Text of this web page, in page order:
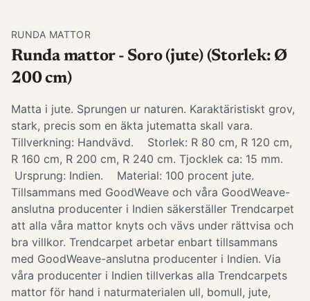
RUNDA MATTOR
Runda mattor - Soro (jute) (Storlek: Ø
200 cm)
Matta i jute. Sprungen ur naturen. Karaktäristiskt grov,
stark, precis som en äkta jutematta skall vara.
Tillverkning: Handvävd. Storlek: R 80 cm, R 120 cm,
R 160 cm, R 200 cm, R 240 cm. Tjocklek ca: 15 mm.
Ursprung: Indien. Material: 100 procent jute.
Tillsammans med GoodWeave och våra GoodWeave-
anslutna producenter i Indien säkerställer Trendcarpet
att alla våra mattor knyts och vävs under rättvisa och
bra villkor. Trendcarpet arbetar enbart tillsammans
med GoodWeave-anslutna producenter i Indien. Via
våra producenter i Indien tillverkas alla Trendcarpets
mattor för hand i naturmaterialen ull, bomull, jute,